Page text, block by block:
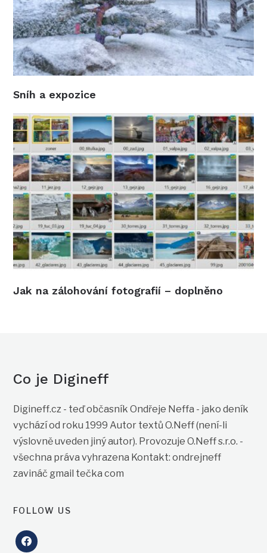
Sníh a expozice
Jak na zálohování fotografií – doplněno
Co je Digineff
Digineff.cz - teď občasník Ondřeje Neffa - jako deník
vychází od roku 1999 Autor textů O.Neff (není-li
výslovně uveden jiný autor). Provozuje O.Neff s.r.o. -
všechna práva vyhrazena Kontakt: ondrejneff
zavináč gmail tečka com
FOLLOW US
facebook